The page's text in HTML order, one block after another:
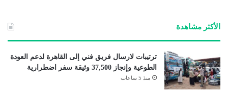
الأكثر مشاهدة
ترتيبات لارسال فريق فني إلى القاهرة لدعم العودة
الطوعية وإنجاز 37,500 وثيقة سفر اضطرارية
منذ 5 ساعات